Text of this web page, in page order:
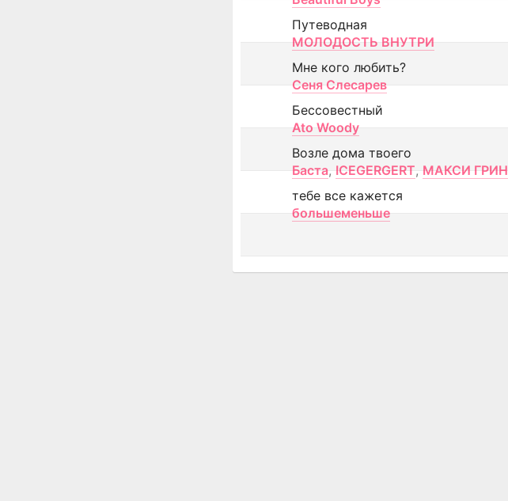
Путеводная
МОЛОДОСТЬ ВНУТРИ
Мне кого любить?
Сеня Слесарев
Бессовестный
Ato Woody
Возле дома твоего
Баста, ICEGERGERT, МАКСИ ГРИН
тебе все кажется
большеменьше